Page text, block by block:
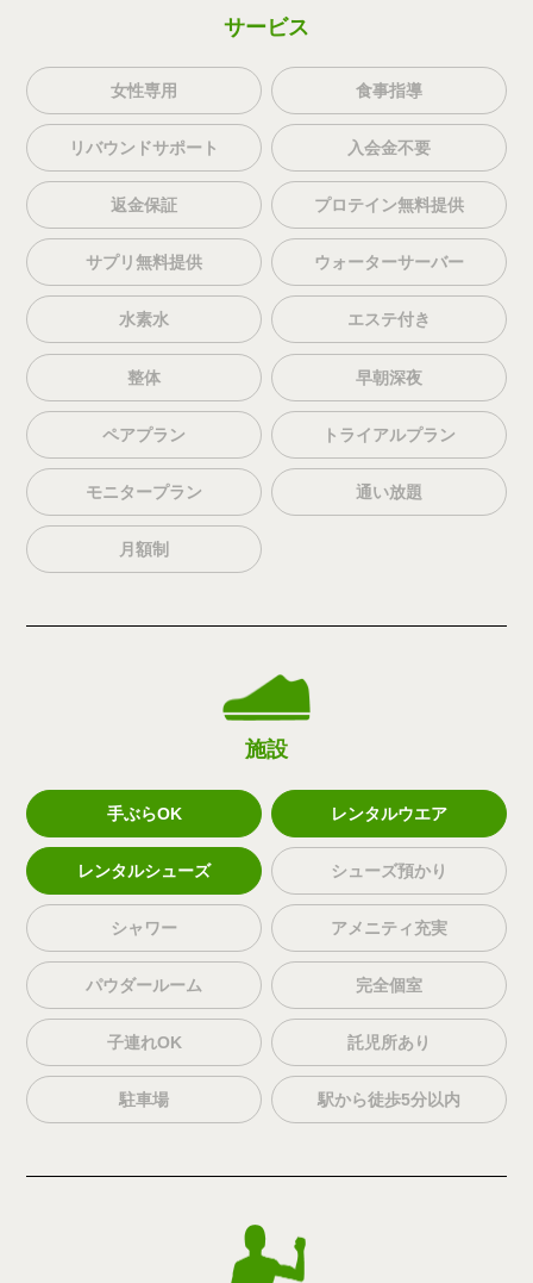
サービス
女性専用 食事指導
リバウンドサポート 入会金不要
返金保証 プロテイン無料提供
サプリ無料提供 ウォーターサーバー
水素水 エステ付き
整体 早朝深夜
ペアプラン トライアルプラン
モニタープラン 通い放題
月額制
施設
手ぶらOK レンタルウエア
レンタルシューズ シューズ預かり
シャワー アメニティ充実
パウダールーム 完全個室
子連れOK 託児所あり
駐車場 駅から徒歩5分以内